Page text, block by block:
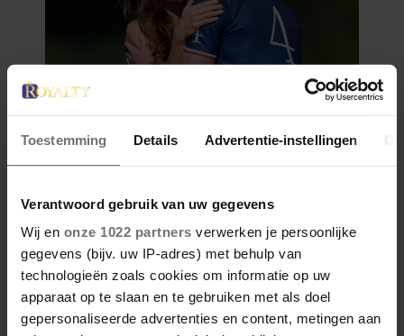
Toestemming Details Advertentie-instellingen
Verantwoord gebruik van uw gegevens
Wij en onze 1022 partners verwerken je persoonlijke
gegevens (bijv. uw IP-adres) met behulp van
technologieën zoals cookies om informatie op uw
apparaat op te slaan en te gebruiken met als doel
gepersonaliseerde advertenties en content, metingen aan